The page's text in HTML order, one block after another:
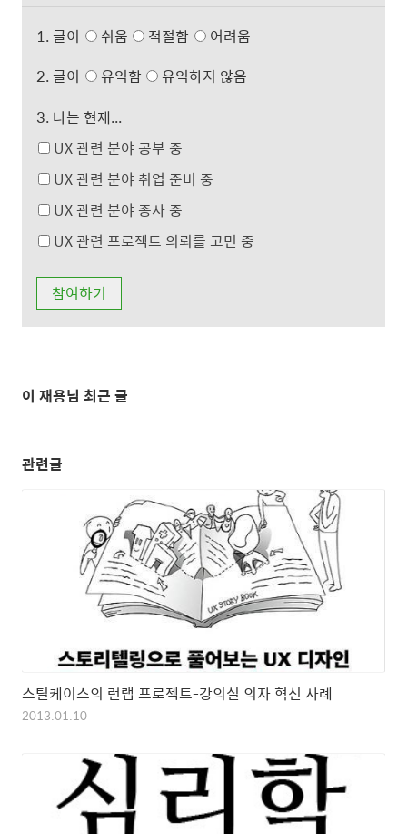
1. 글이 쉬움 적절함
어려움
2. 글이
유익함
유익하지 않음
3. 나는 현재...
UX 관련 분야 공부 중
UX 관련 분야 취업 준비 중
UX 관련 분야 종사 중
UX 관련 프로젝트 의뢰를 고민 중
이 재용님 최근 글
관련글
스틸케이스의 런랩 프로젝트-강의실 의자 혁신 사례
2013.01.10